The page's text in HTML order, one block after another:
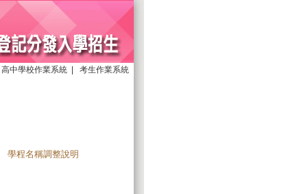
高中學校作業系統 考生作業系統
學程名稱調整說明